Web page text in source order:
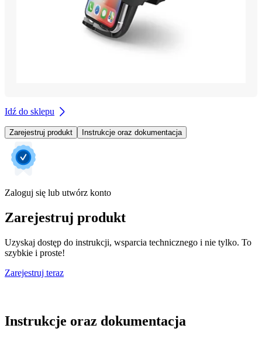
Idź do sklepu
Zarejestruj produkt Instrukcje oraz dokumentacja
Zaloguj się lub utwórz konto
Zarejestruj produkt
Uzyskaj dostęp do instrukcji, wsparcia technicznego i nie tylko. To
szybkie i proste!
Zarejestruj teraz
Instrukcje oraz dokumentacja